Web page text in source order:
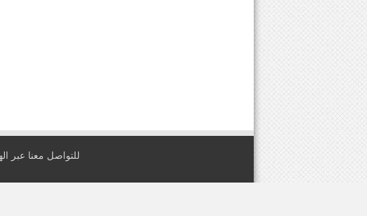
للتواصل معنا عبر الهاتف 0096170950660 او عبر